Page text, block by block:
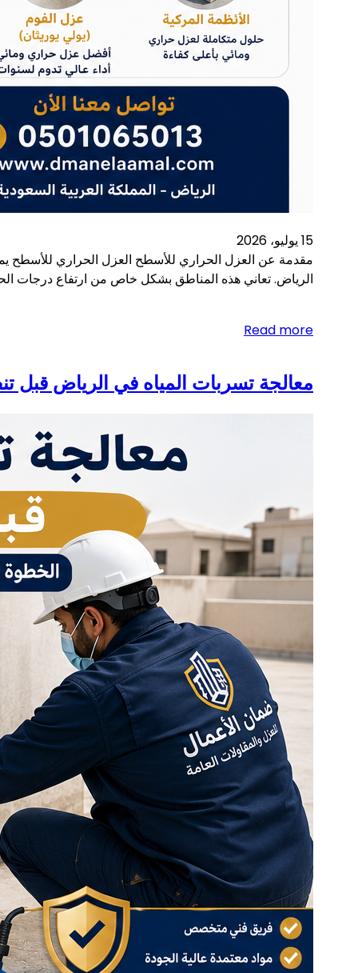
15 يوليو، 2026
مقدمة عن العزل الحراري للأسطح العزل الحراري للأسطح
الرياض. تعاني هذه المناطق بشكل خاص من ارتفاع درجات
Read more
معالجة تسربات المياه في الرياض قبل